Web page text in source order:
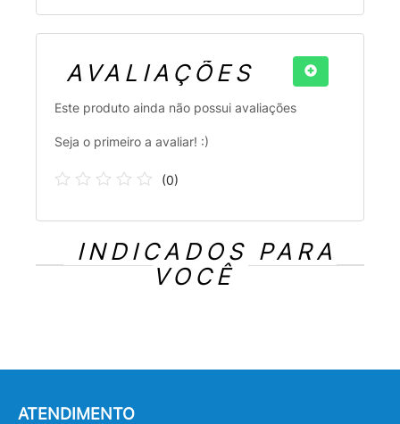
AVALIAÇÕES
Este produto ainda não possui avaliações
Seja o primeiro a avaliar! :)
(0)
INDICADOS PARA
VOCÊ
ATENDIMENTO